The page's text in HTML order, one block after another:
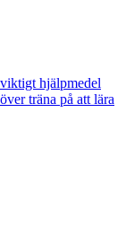
hjälpmedel
träna på att lära